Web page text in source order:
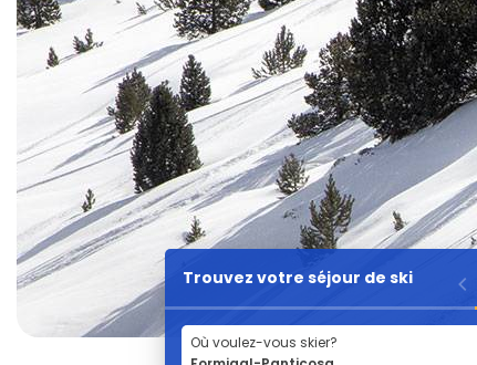
Trouvez votre séjour de ski
Où voulez-vous skier?